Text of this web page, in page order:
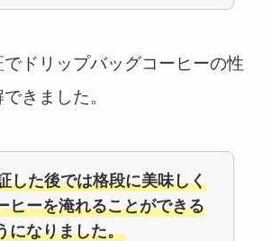
ドリップバッグコーヒーの性
きました。
した後では格段に美味しく
ヒーを淹れることができる
になりました。